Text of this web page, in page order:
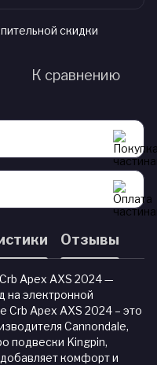
скидки
К сравнению
Отзывы
Apex AXS 2024 —
на электронной
Crb Apex AXS 2024 – это
Cannondale,
подвески Kingpin,
комфорт и